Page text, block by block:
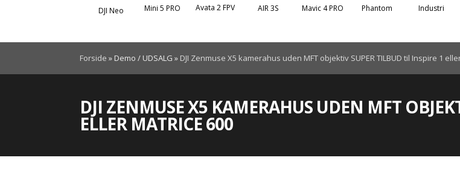
DJI Neo Mini 5 PRO Avata 2 FPV AIR 3S Mavic 4 PRO Phantom Industri
Forside » Demo / UDSALG » DJI Zenmuse X5 kamerahus uden MFT objektiv SUPER TILBUD til Inspire 1
DJI ZENMUSE X5 KAMERAHUS UDEN MFT
ELLER MATRICE 600